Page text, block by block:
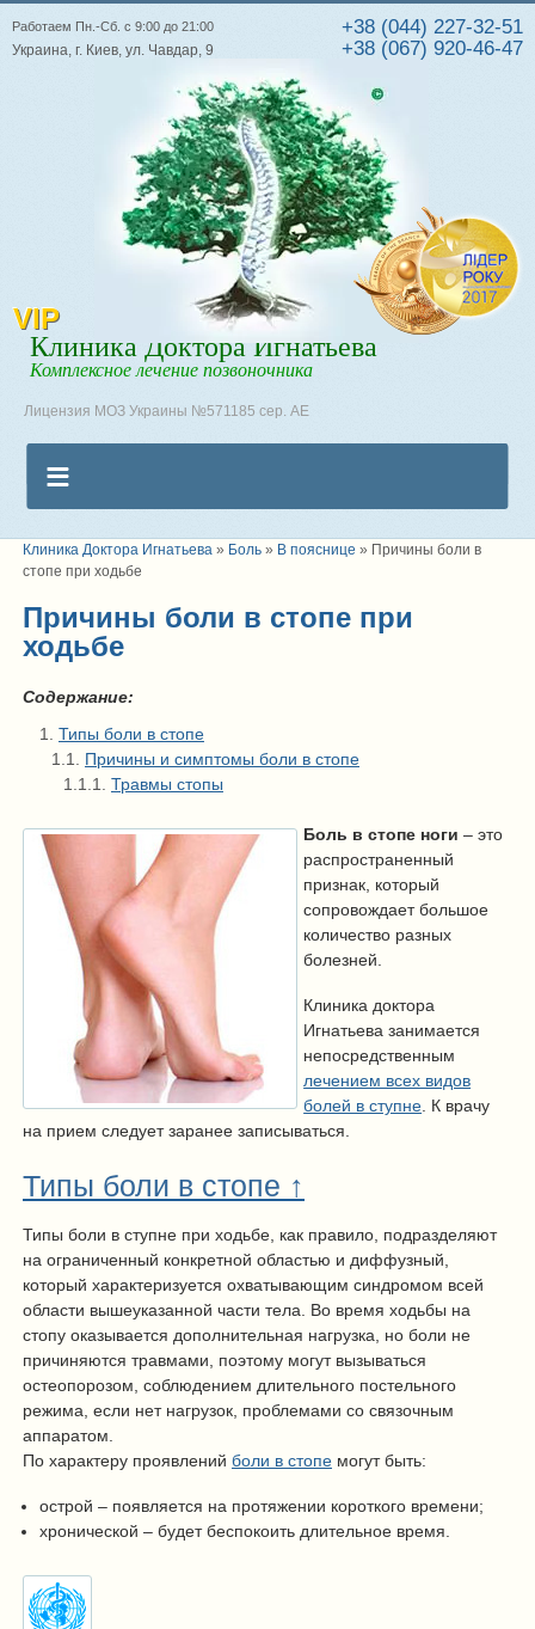
+38 (044) 227-32-51
+38 (067) 920-46-47
Работаем Пн.-Сб. с 9:00 до 21:00
Украина, г. Киев, ул. Чавдар, 9
VIP
Клиника Доктора Игнатьева
Комплексное лечение позвоночника
Лицензия МОЗ Украины №571185 сер. АЕ
Клиника Доктора Игнатьева » Боль » В пояснице » Причины боли в
стопе при ходьбе
Причины боли в стопе при
ходьбе
Содержание:
Типы боли в стопе
Причины и симптомы боли в стопе
Травмы стопы
Боль в стопе ноги – это
распространенный
признак, который
сопровождает большое
количество разных
болезней.
Клиника доктора
Игнатьева занимается
непосредственным
лечением всех видов
болей в ступне . К врачу
на прием следует заранее записываться.
Типы боли в стопе ↑
Типы боли в ступне при ходьбе, как правило, подразделяют
на ограниченный конкретной областью и диффузный,
который характеризуется охватывающим синдромом всей
области вышеуказанной части тела. Во время ходьбы на
стопу оказывается дополнительная нагрузка, но боли не
причиняются травмами, поэтому могут вызываться
остеопорозом, соблюдением длительного постельного
режима, если нет нагрузок, проблемами со связочным
аппаратом.
По характеру проявлений боли в стопе могут быть:
острой – появляется на протяжении короткого времени;
хронической – будет беспокоить длительное время.